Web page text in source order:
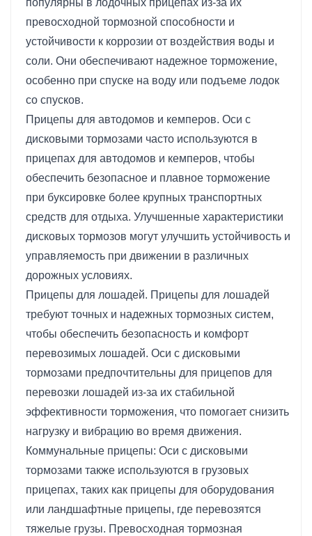
превосходной тормозной способности и
устойчивости к коррозии от воздействия воды и
соли. Они обеспечивают надежное торможение,
особенно при спуске на воду или подъеме лодок
со спусков.
Прицепы для автодомов и кемперов. Оси с
дисковыми тормозами часто используются в
прицепах для автодомов и кемперов, чтобы
обеспечить безопасное и плавное торможение
при буксировке более крупных транспортных
средств для отдыха. Улучшенные характеристики
дисковых тормозов могут улучшить устойчивость и
управляемость при движении в различных
дорожных условиях.
Прицепы для лошадей. Прицепы для лошадей
требуют точных и надежных тормозных систем,
чтобы обеспечить безопасность и комфорт
перевозимых лошадей. Оси с дисковыми
тормозами предпочтительны для прицепов для
перевозки лошадей из-за их стабильной
эффективности торможения, что помогает снизить
нагрузку и вибрацию во время движения.
Коммунальные прицепы: Оси с дисковыми
тормозами также используются в грузовых
прицепах, таких как прицепы для оборудования
или ландшафтные прицепы, где перевозятся
тяжелые грузы. Превосходная тормозная